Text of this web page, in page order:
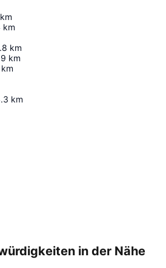
km
km
km
km
km
km
in der Nähe